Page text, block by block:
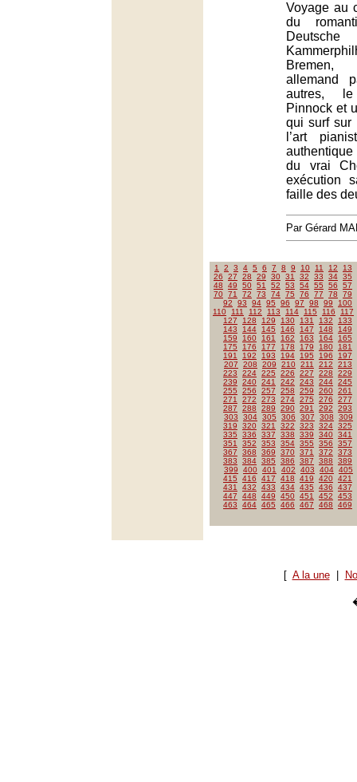
Voyage au
du
Deutsche
Bremen,
allemand
autres,
Pinnock et
qui surf sur
l’art
du vrai
exécution
faille des
Par Gérard
1 2 3 4 5 6 7 8 9 10 11 12
13
26
27 28 29 30 31 32 33 34 35
48
49 50 51 52 53 54 55 56
57
70 71 72 73 74 75 76 77 78
79
92
93 94 95 96 97 98 99
100
110
111 112 113 114 115 116
117
127
128 129 130 131 132
133
143
144 145 146 147 148
149
159
160 161 162 163 164
165
175
176 177 178 179 180
181
191
192 193 194 195 196
197
207
208 209 210 211 212
213
223
224 225 226 227 228
229
239
240 241 242 243 244 245
255
256 257 258 259 260 261
271
272 273 274 275 276
277
287
288 289 290 291 292
293
303
304 305 306 307 308
309
319
320 321 322 323 324 325
335
336 337 338 339 340 341
351
352 353 354 355 356
357
367
368 369 370 371 372
373
383
384 385 386 387 388
389
399
400 401 402 403 404 405
415
416 417 418 419 420 421
431
432 433 434 435 436
437
447
448 449 450 451 452
453
463
464 465 466 467 468 469
[ A la une|